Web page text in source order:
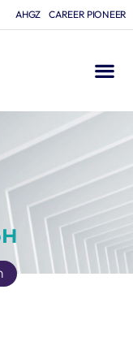
AHGZ CAREER PIONEER